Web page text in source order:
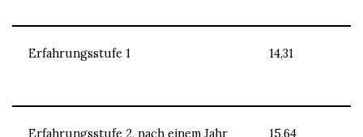
Erfahrungsstufe 1 14,31
Erfahrungsstufe 2, nach einem Jahr
15,64